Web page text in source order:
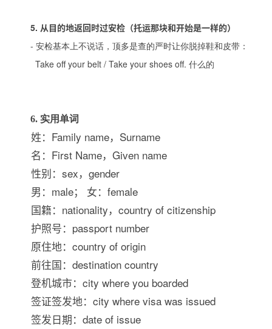
5. 从目的地返回时过安检（托运那块和开始是一样的）
- 安检基本上不说话，顶多是查的严时让你脱掉鞋和皮带：
Take off your belt / Take your shoes off. 什么的
6. 实用单词
姓：Family name，Surname
名：First Name，Given name
性别：sex，gender
男：male； 女：female
国籍：nationality，country of citizenship
护照号：passport number
原住地：country of origin
前往国：destination country
登机城市：city where you boarded
签证签发地：city where visa was issued
签发日期：date of issue